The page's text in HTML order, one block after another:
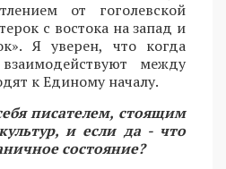
от гоголевской
с востока на запад и
Я уверен, что когда
между
к Единому началу.
писателем, стоящим
и если да - что
состояние?